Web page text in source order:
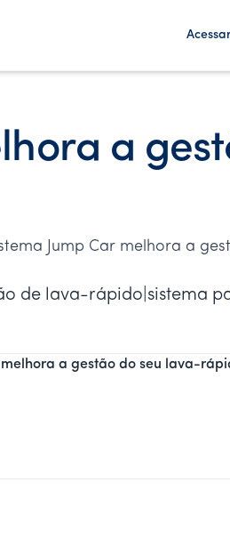
a
Jump Car melhora a
de lava-rápido|sistema
a gestão do seu lava-